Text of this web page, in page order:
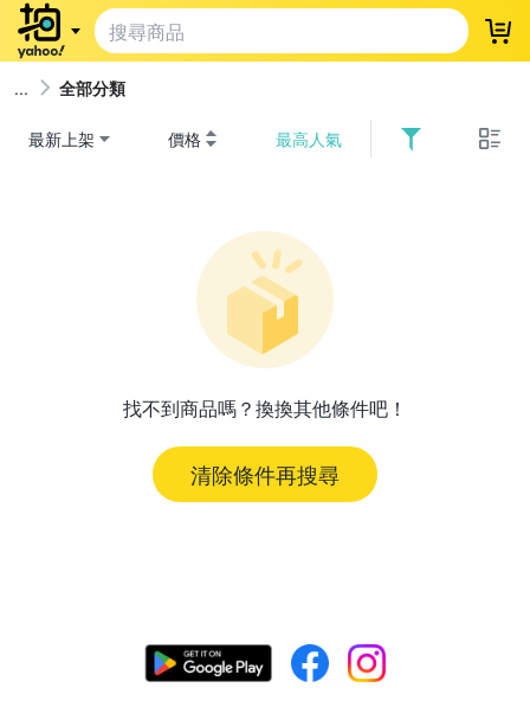
登
全部分類
最新上架 價格 最高人氣
找不到商品嗎？換換其他條件吧！
清除條件再搜尋